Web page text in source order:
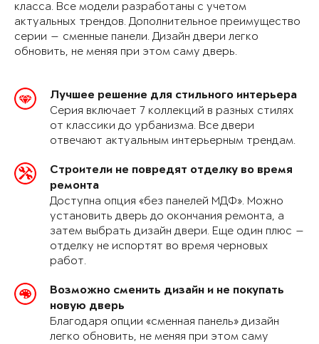
класса. Все модели разработаны с учетом
актуальных трендов. Дополнительное преимущество
серии — сменные панели. Дизайн двери легко
обновить, не меняя при этом саму дверь.
Лучшее решение для стильного интерьера
Серия включает 7 коллекций в разных стилях
от классики до урбанизма. Все двери
отвечают актуальным интерьерным трендам.
Строители не повредят отделку во время
ремонта
Доступна опция «без панелей МДФ». Можно
установить дверь до окончания ремонта, а
затем выбрать дизайн двери. Еще один плюс —
отделку не испортят во время черновых
работ.
Возможно сменить дизайн и не покупать
новую дверь
Благодаря опции «сменная панель» дизайн
легко обновить, не меняя при этом саму